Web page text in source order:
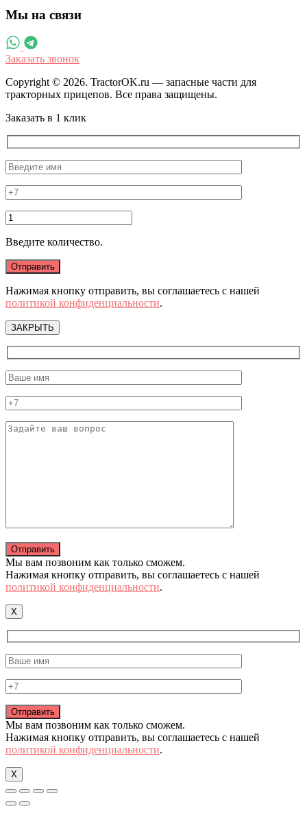
Мы на связи
Заказать звонок
Copyright © 2026. TractorOK.ru — запасные части для
тракторных прицепов. Все права защищены.
Заказать в 1 клик
Введите количество.
Нажимая кнопку отправить, вы соглашаетесь с нашей
политикой конфиденциальности.
ЗАКРЫТЬ
Мы вам позвоним как только сможем.
Нажимая кнопку отправить, вы соглашаетесь с нашей
политикой конфиденциальности.
X
Мы вам позвоним как только сможем.
Нажимая кнопку отправить, вы соглашаетесь с нашей
политикой конфиденциальности.
X